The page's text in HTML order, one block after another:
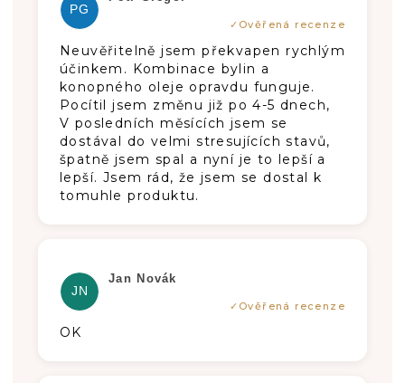
PG
Neuvěřitelně jsem překvapen rychlým
účinkem. Kombinace bylin a
konopného oleje opravdu funguje.
Pocítil jsem změnu již po 4-5 dnech,
V posledních měsících jsem se
dostával do velmi stresujících stavů,
špatně jsem spal a nyní je to lepší a
lepší. Jsem rád, že jsem se dostal k
tomuhle produktu.
JN
Jan Novák
Die Produktbewertung beträgt 5 von
OK